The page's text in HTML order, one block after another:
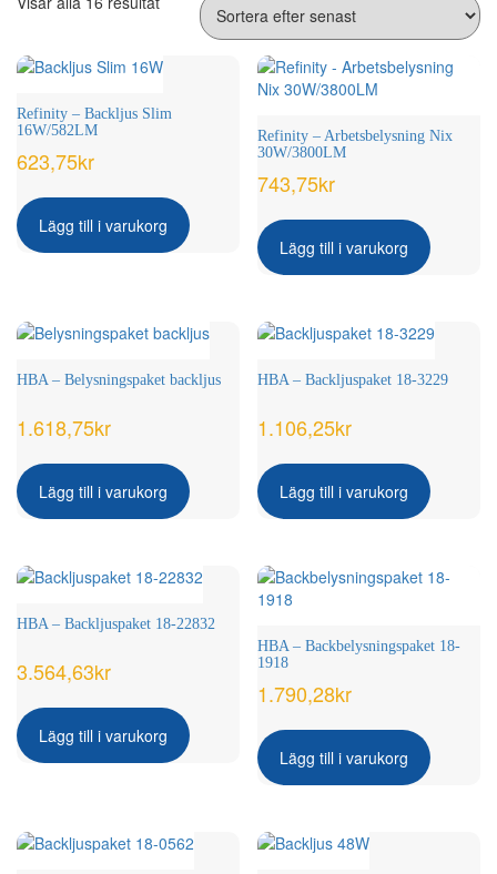
senaste
Refinity – Backljus Slim
16W/582LM
623,75kr
Lägg till i varukorg
Refinity – Arbetsbelysning Nix
30W/3800LM
743,75kr
Lägg till i varukorg
HBA – Belysningspaket backljus
1.618,75kr
Lägg till i varukorg
HBA – Backljuspaket 18-3229
1.106,25kr
Lägg till i varukorg
HBA – Backljuspaket 18-22832
3.564,63kr
Lägg till i varukorg
HBA – Backbelysningspaket 18-
1918
1.790,28kr
Lägg till i varukorg